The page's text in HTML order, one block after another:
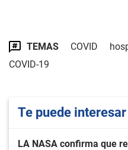
TEMAS COVID
COVID-19
Te puede interesar
LA NASA confirma que